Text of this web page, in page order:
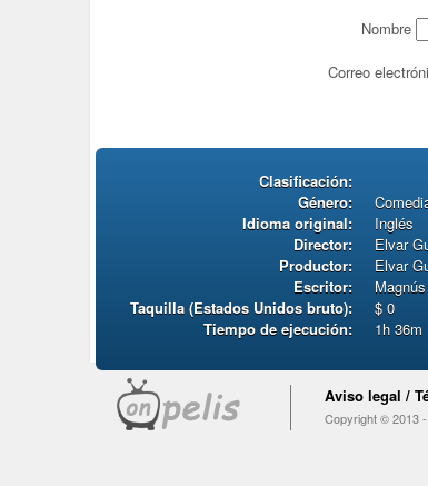
Nombre
Correo
Clasificación:
Género:
Idioma original:
Inglés
Director:
Elvar
Productor:
Elvar
Escritor:
Taquilla (Estados Unidos bruto):
$ 0
Tiempo de ejecución:
1h 36m
Aviso legal /
Copyright © 2013